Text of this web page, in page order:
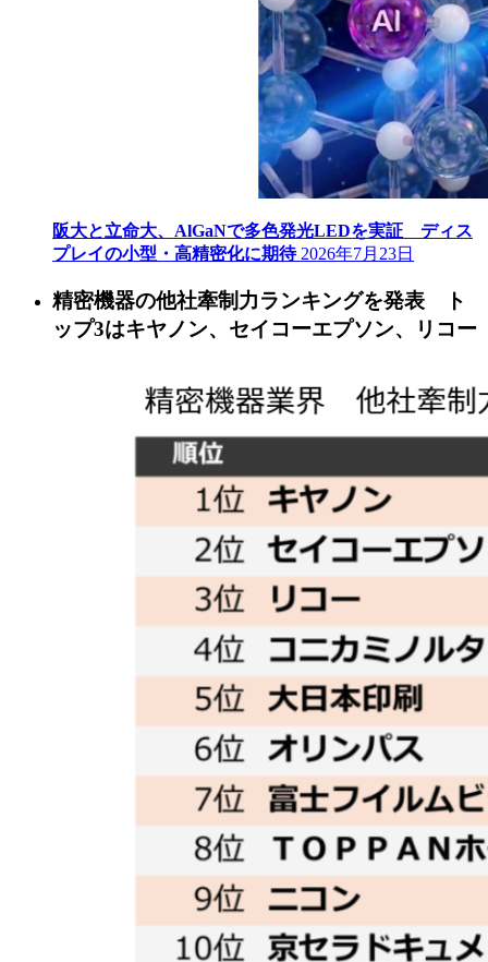
阪大と立命大、AlGaNで多色発光LEDを実証 ディス
プレイの小型・高精密化に期待 2026年7月23日
精密機器の他社牽制力ランキングを発表 ト
ップ3はキヤノン、セイコーエプソン、リコー